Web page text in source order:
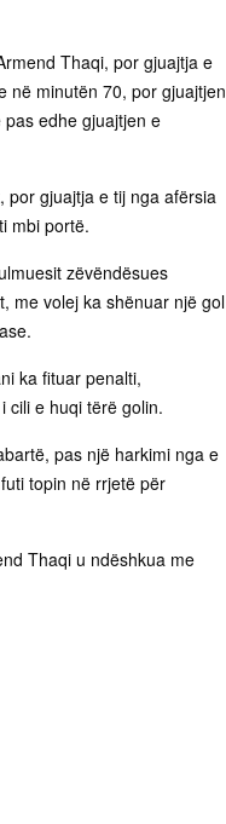
Thaqi, por gjuajtja e
në minutën 70, por gjuajtjen
edhe gjuajtjen e
por gjuajtja e tij nga afërsia
mbi portë.
zëvëndësues
me volej ka shënuar një gol
ka fituar penalti,
cili e huqi tërë golin.
pas një harkimi nga e
topin në rrjetë për
Thaqi u ndëshkua me